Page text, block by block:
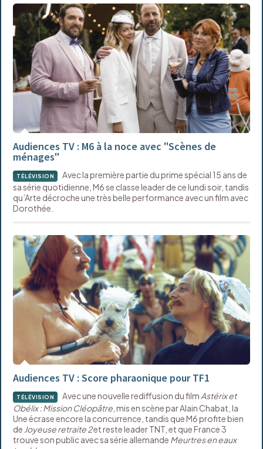
Audiences TV : M6 à la noce avec "Scènes de
ménages"
TÉLÉVISION
Avec la première partie du prime spécial 15 ans de
sa série quotidienne, M6 se classe leader de ce lundi soir, tandis
qu’Arte décroche une très belle performance avec un film avec
Dorothée.
Audiences TV : Score pharaonique pour TF1
TÉLÉVISION Avec une nouvelle rediffusion du film Astérix et
Obélix : Mission Cléopâtre , mis en scène par Alain Chabat, la
Une écrase encore la concurrence, tandis que M6 profite bien
de Joyeuse retraite 2et reste leader TNT, et que France 3
trouve son public avec sa série allemande Meurtres en eaux